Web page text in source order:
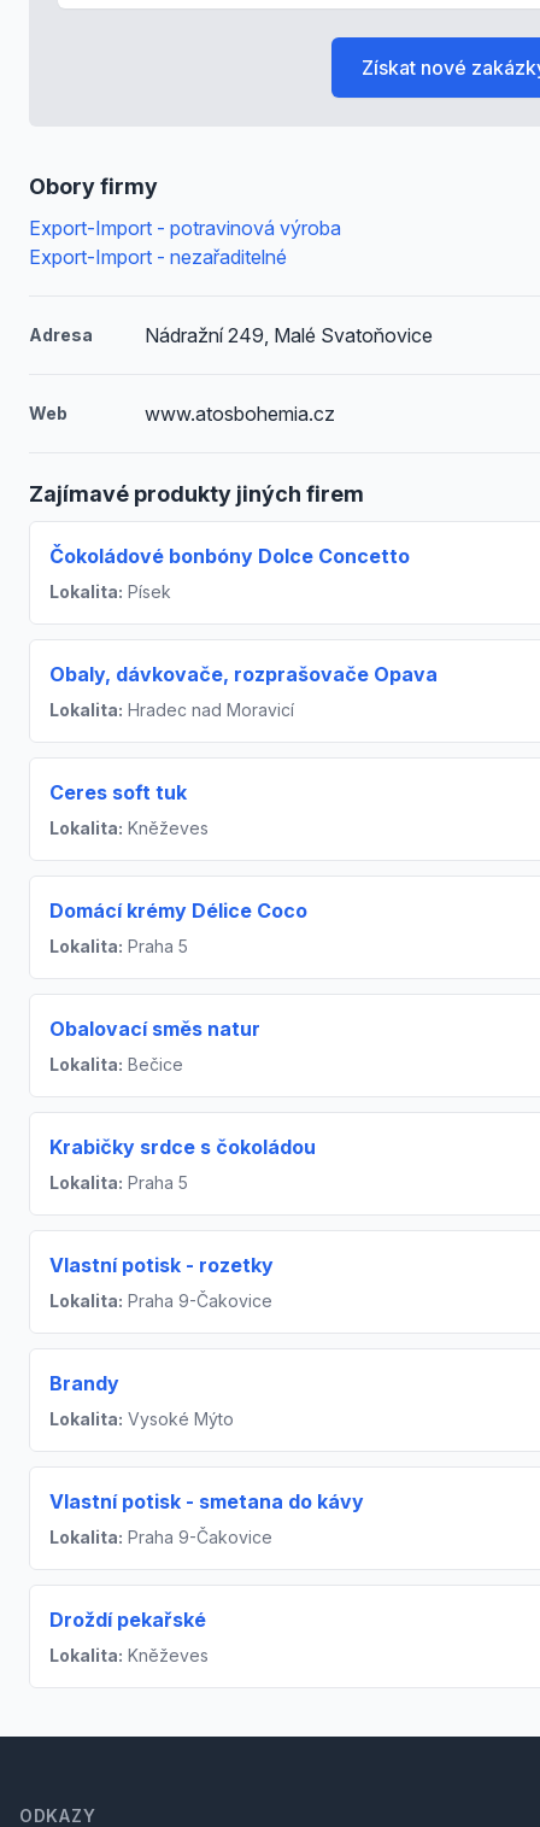
Obory firmy
Export-Import - potravinová výroba
Export-Import - nezařaditelné
Adresa Nádražní 249, Malé Svatoňovice
Web www.atosbohemia.cz
Zajímavé produkty jiných firem
Čokoládové bonbóny Dolce Concetto
Lokalita: Písek
Obaly, dávkovače, rozprašovače Opava
Lokalita: Hradec nad Moravicí
Ceres soft tuk
Lokalita: Kněževes
Domácí krémy Délice Coco
Lokalita: Praha 5
Obalovací směs natur
Lokalita: Bečice
Krabičky srdce s čokoládou
Lokalita: Praha 5
Vlastní potisk - rozetky
Lokalita: Praha 9-Čakovice
Brandy
Lokalita: Vysoké Mýto
Vlastní potisk - smetana do kávy
Lokalita: Praha 9-Čakovice
Droždí pekařské
Lokalita: Kněževes
Získat nové
ODKAZY